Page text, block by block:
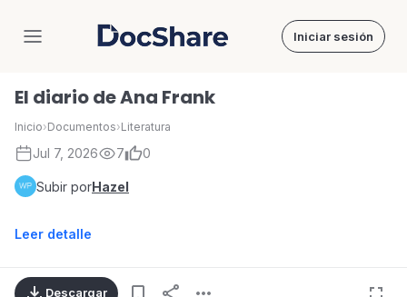
DocShare Iniciar sesión
El diario de Ana Frank
Inicio›Documentos›Literatura
Jul 7, 2026 7 0
Subir porHazel
Leer detalle
Descargar